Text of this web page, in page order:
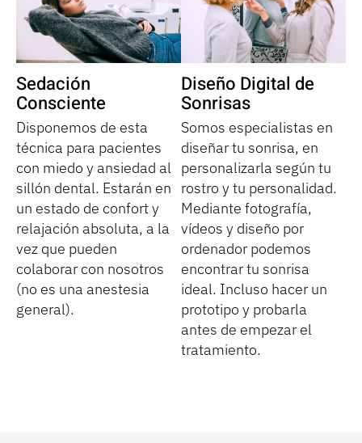
Sedación
Consciente
Disponemos de esta
técnica para pacientes
con miedo y ansiedad al
sillón dental. Estarán en
un estado de confort y
relajación absoluta, a la
vez que pueden
colaborar con nosotros
(no es una anestesia
general).
Diseño Digital de
Sonrisas
Somos especialistas en
diseñar tu sonrisa, en
personalizarla según tu
rostro y tu personalidad.
Mediante fotografía,
vídeos y diseño por
ordenador podemos
encontrar tu sonrisa
ideal. Incluso hacer un
prototipo y probarla
antes de empezar el
tratamiento.